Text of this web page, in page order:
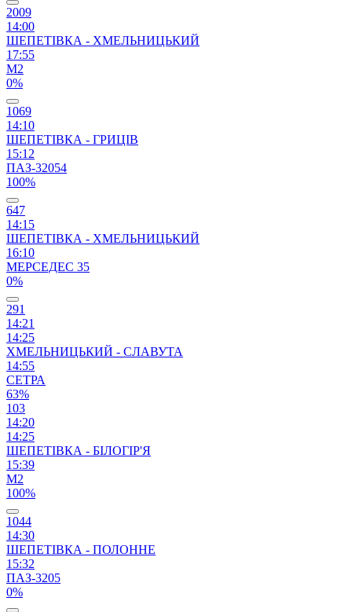
2009
14:00
ШЕПЕТІВКА - ХМЕЛЬНИЦЬКИЙ
17:55
М2
0%
1069
14:10
ШЕПЕТІВКА - ГРИЦІВ
15:12
ПАЗ-32054
100%
647
14:15
ШЕПЕТІВКА - ХМЕЛЬНИЦЬКИЙ
16:10
МЕРСЕДЕС 35
0%
291
14:21
14:25
ХМЕЛЬНИЦЬКИЙ - СЛАВУТА
14:55
СЕТРА
63%
103
14:20
14:25
ШЕПЕТІВКА - БІЛОГІР'Я
15:39
М2
100%
1044
14:30
ШЕПЕТІВКА - ПОЛОННЕ
15:32
ПАЗ-3205
0%